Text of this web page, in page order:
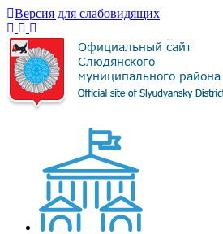
Версия для слабовидящих